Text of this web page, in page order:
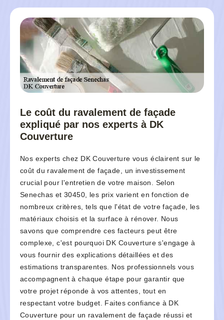
Le coût du ravalement de façade
expliqué par nos experts à DK
Couverture
Nos experts chez DK Couverture vous éclairent sur le
coût du ravalement de façade, un investissement
crucial pour l'entretien de votre maison. Selon
Senechas et 30450, les prix varient en fonction de
nombreux critères, tels que l'état de votre façade, les
matériaux choisis et la surface à rénover. Nous
savons que comprendre ces facteurs peut être
complexe, c'est pourquoi DK Couverture s'engage à
vous fournir des explications détaillées et des
estimations transparentes. Nos professionnels vous
accompagnent à chaque étape pour garantir que
votre projet réponde à vos attentes, tout en
respectant votre budget. Faites confiance à DK
Couverture pour un ravalement de façade réussi et